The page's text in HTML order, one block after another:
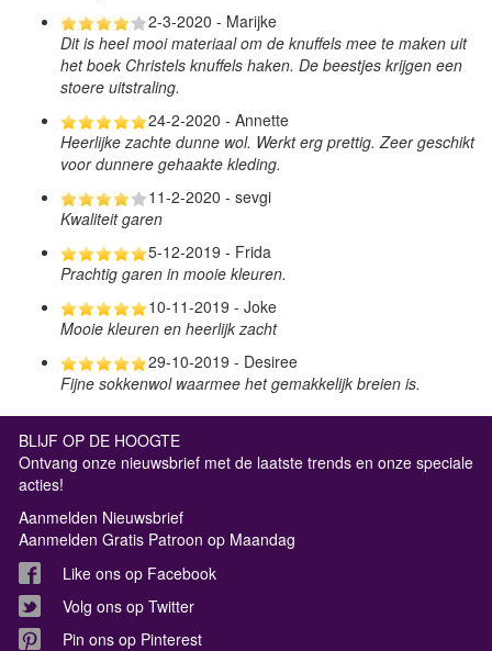
2-3-2020 - Marijke
Dit is heel mooi materiaal om de knuffels mee te maken uit
het boek Christels knuffels haken. De beestjes krijgen een
stoere uitstraling.
24-2-2020 - Annette
Heerlijke zachte dunne wol. Werkt erg prettig. Zeer geschikt
voor dunnere gehaakte kleding.
11-2-2020 - sevgi
Kwaliteit garen
5-12-2019 - Frida
Prachtig garen in mooie kleuren.
10-11-2019 - Joke
Mooie kleuren en heerlijk zacht
29-10-2019 - Desiree
Fijne sokkenwol waarmee het gemakkelijk breien is.
BLIJF OP DE HOOGTE
Ontvang onze nieuwsbrief met de laatste trends en onze speciale
acties!
Aanmelden Nieuwsbrief
Aanmelden Gratis Patroon op Maandag
Like ons op Facebook
Volg ons op Twitter
Pin ons op Pinterest